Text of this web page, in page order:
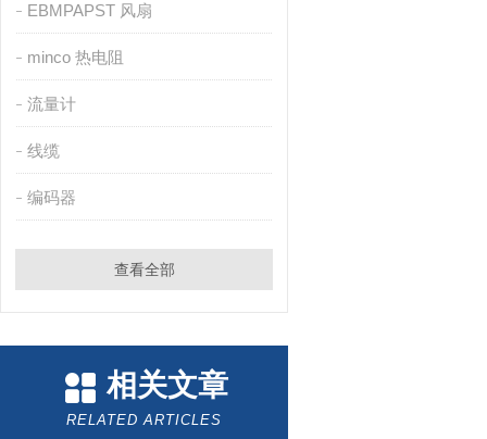
EBMPAPST 风扇
minco 热电阻
流量计
线缆
编码器
查看全部
相关文章
RELATED ARTICLES